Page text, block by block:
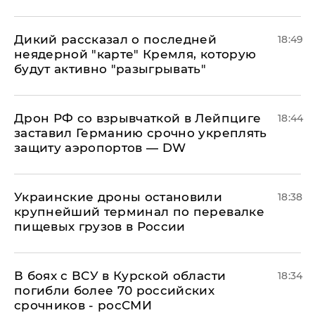
Дикий рассказал о последней
неядерной "карте" Кремля, которую
будут активно "разыгрывать"
18:49
​Дрон РФ со взрывчаткой в Лейпциге
заставил Германию срочно укреплять
защиту аэропортов — DW
18:44
Украинские дроны остановили
крупнейший терминал по перевалке
пищевых грузов в России
18:38
В боях с ВСУ в Курской области
погибли более 70 российских
срочников - росСМИ
18:34